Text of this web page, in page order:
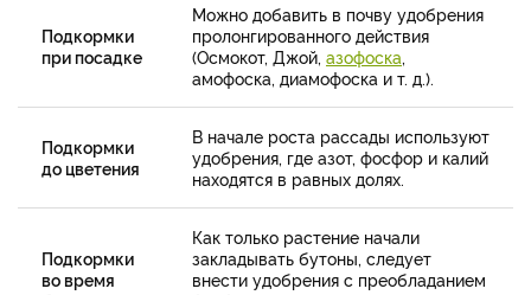
Подкормки
при посадке
Можно добавить в почву удобрения
пролонгированного действия
(Осмокот, Джой, азофоска
амофоска, диамофоска и т. д.).
Подкормки
до цветения
В начале роста рассады используют
удобрения, где азот, фосфор и калий
находятся в равных долях.
Подкормки
во время
Как только растение начали
закладывать бутоны, следует
внести удобрения с преобладанием